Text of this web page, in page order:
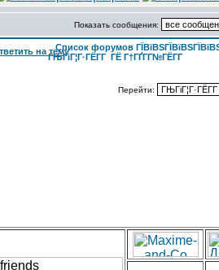
Показать сообщения:
Список форумов
ГЊГіГ¦Г·ГЁГ­Г ГЁ Г†ГҐГ­Г№ГЁГ­Г
Перейти: